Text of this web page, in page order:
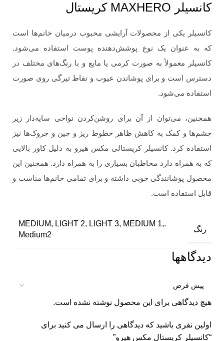
کانسیلر MAXHERO کریستال
کانسیلر یکی از محصولات آرایشی محبوب درمیان خانم‌ها است
که به عنوان یک نوع پوشش‌دهنده پوست استفاده می‌شود.
کانسیلر معمولاً به صورت کرمی یا مایع و با رنگ‌های مختلف در
دسترس است و برای پوشاندن عیوب و نقاط تیرگی روی صورت
استفاده می‌شود.
همچنین، می‌توان از آن برای روشن‌کردن نواحی سایه‌دار زیر
چشم‌ها و کمک به کاهش ظاهر خطوط ریز و چین و چروک‌ها نیز
استفاده کرد. کانسیلر کریستالی مکس هیرو به دلیل کاور بالایی
که به همراه دارد مخاطبان بسیاری را به همراه دارد. همچنین این
محصول پوشانندگی خوبی داشته و برای تمامی خانم‌ها مناسب و
قابل استفاده است.
رنگ
.MEDIUM, LIGHT 2, LIGHT 3, MEDIUM 1,
Medium2
دیدگاهها
هیچ دیدگاهی برای این محصول نوشته نشده است.
اولین نفری باشید که دیدگاهی را ارسال می کنید برای
“کانسیلر کریستال مکس هیرو”